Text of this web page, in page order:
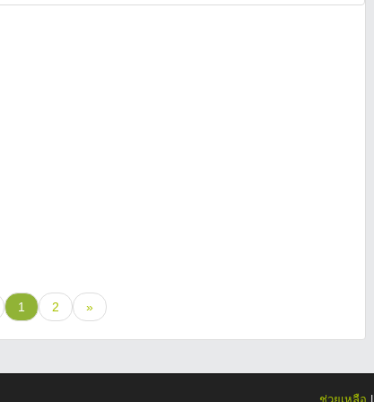
1 2 »